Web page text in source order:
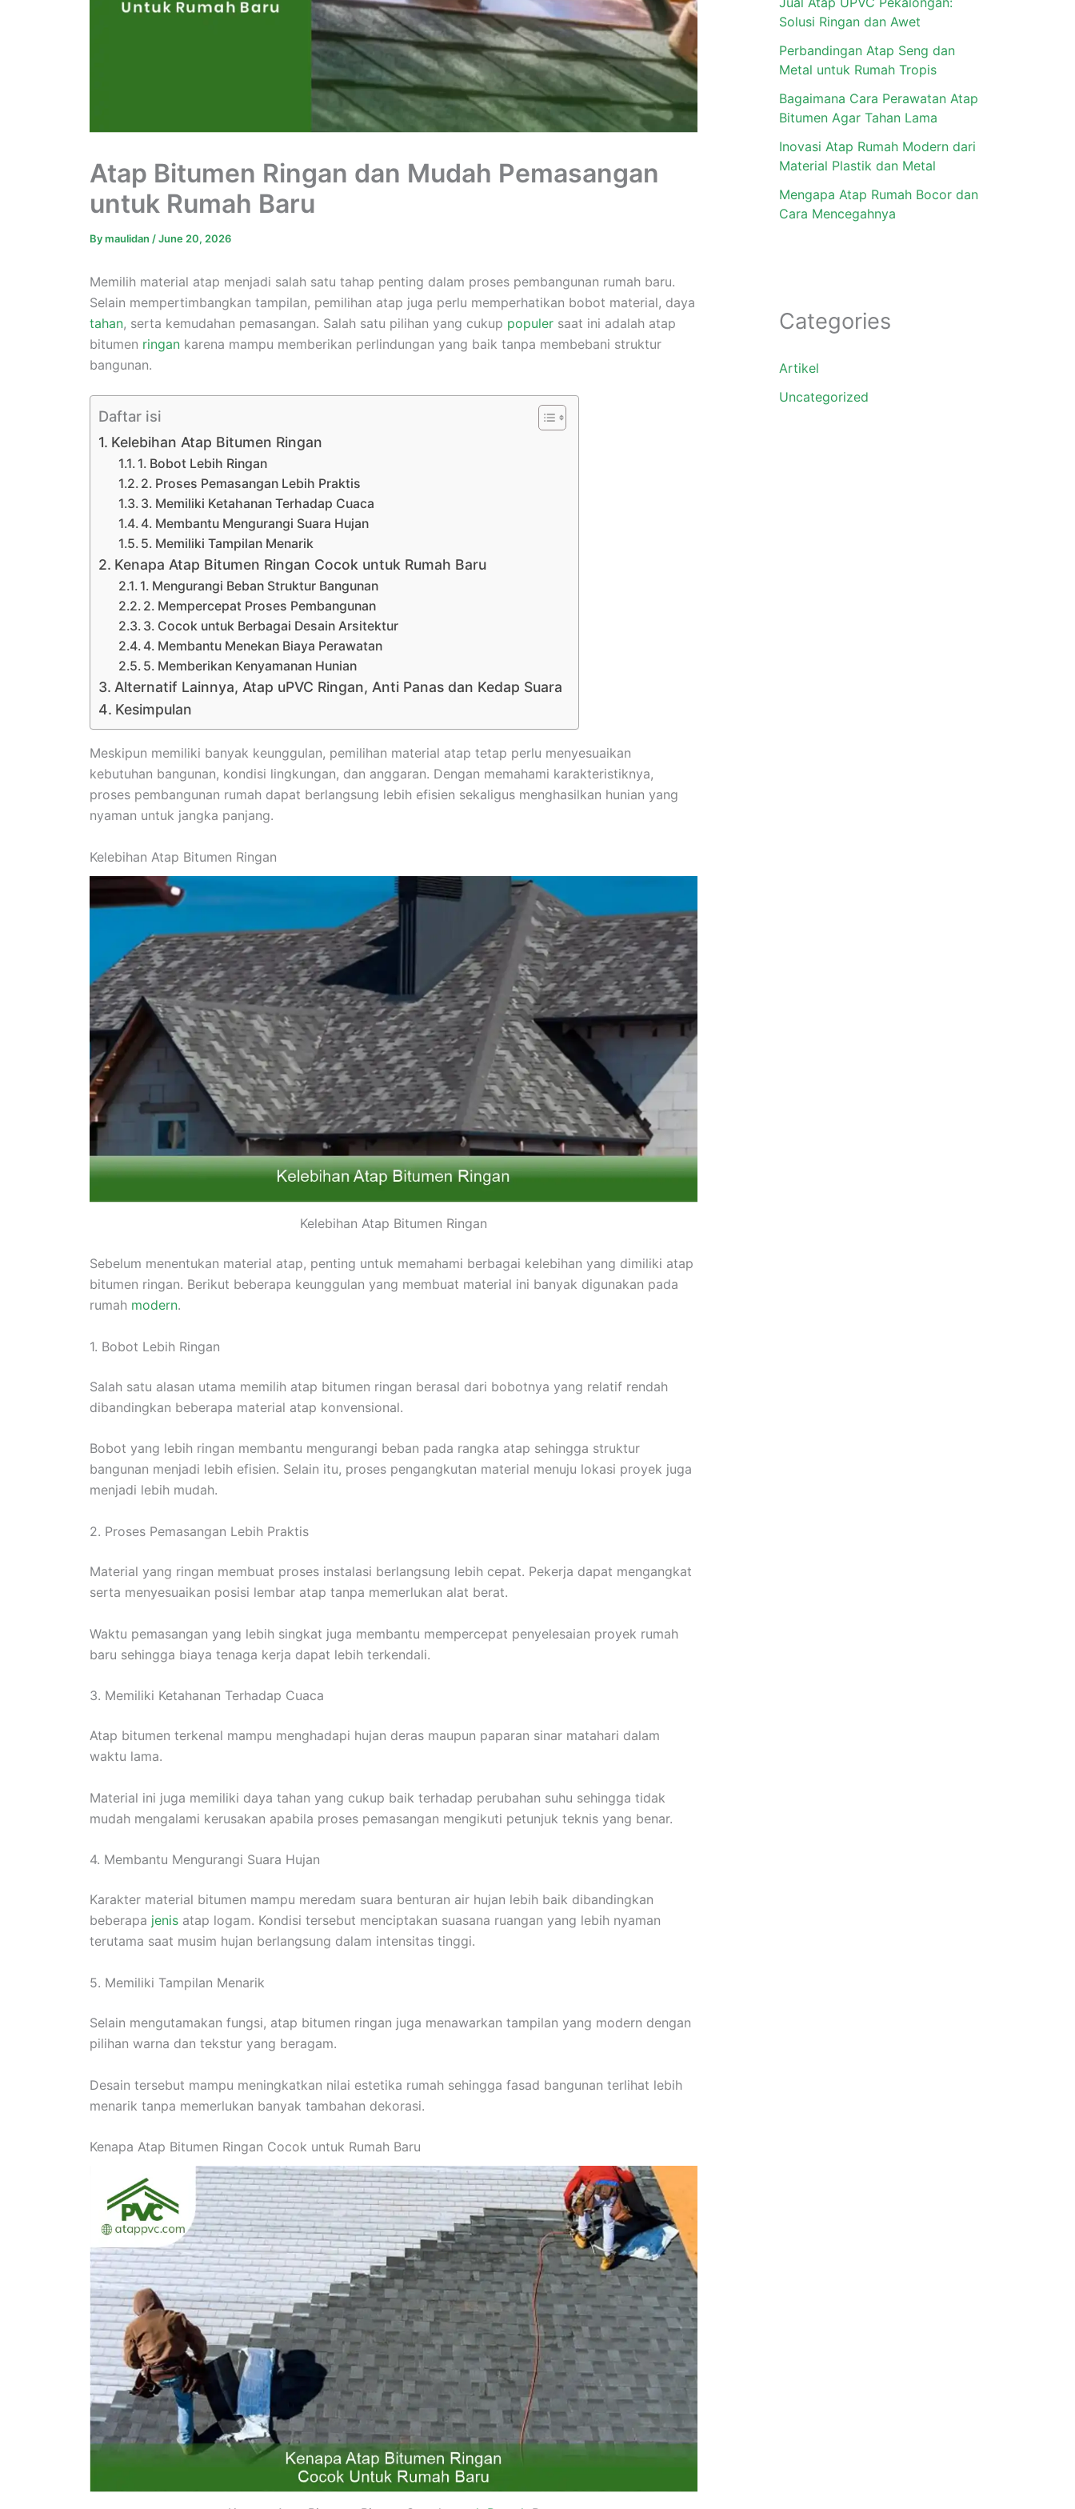
Atap Bitumen Ringan dan Mudah Pemasangan
untuk Rumah Baru
Bymaulidan /June 20, 2026
Memilih material atap menjadi salah satu tahap penting dalam proses pembangunan rumah baru.
Selain mempertimbangkan tampilan, pemilihan atap juga perlu memperhatikan bobot material, daya
tahan, serta kemudahan pemasangan. Salah satu pilihan yang cukup populer saat ini adalah atap
bitumen ringan karena mampu memberikan perlindungan yang baik tanpa membebani struktur
bangunan.
Daftar isi
Kelebihan Atap Bitumen Ringan
1. Bobot Lebih Ringan
2. Proses Pemasangan Lebih Praktis
3. Memiliki Ketahanan Terhadap Cuaca
4. Membantu Mengurangi Suara Hujan
5. Memiliki Tampilan Menarik
Kenapa Atap Bitumen Ringan Cocok untuk Rumah Baru
1. Mengurangi Beban Struktur Bangunan
2. Mempercepat Proses Pembangunan
3. Cocok untuk Berbagai Desain Arsitektur
4. Membantu Menekan Biaya Perawatan
5. Memberikan Kenyamanan Hunian
Alternatif Lainnya, Atap uPVC Ringan, Anti Panas dan Kedap Suara
Kesimpulan
Meskipun memiliki banyak keunggulan, pemilihan material atap tetap perlu menyesuaikan
kebutuhan bangunan, kondisi lingkungan, dan anggaran. Dengan memahami karakteristiknya,
proses pembangunan rumah dapat berlangsung lebih efisien sekaligus menghasilkan hunian yang
nyaman untuk jangka panjang.
Kelebihan Atap Bitumen Ringan
Kelebihan Atap Bitumen Ringan
Sebelum menentukan material atap, penting untuk memahami berbagai kelebihan yang dimiliki atap
bitumen ringan. Berikut beberapa keunggulan yang membuat material ini banyak digunakan pada
rumah modern.
1. Bobot Lebih Ringan
Salah satu alasan utama memilih atap bitumen ringan berasal dari bobotnya yang relatif rendah
dibandingkan beberapa material atap konvensional.
Bobot yang lebih ringan membantu mengurangi beban pada rangka atap sehingga struktur
bangunan menjadi lebih efisien. Selain itu, proses pengangkutan material menuju lokasi proyek juga
menjadi lebih mudah.
2. Proses Pemasangan Lebih Praktis
Material yang ringan membuat proses instalasi berlangsung lebih cepat. Pekerja dapat mengangkat
serta menyesuaikan posisi lembar atap tanpa memerlukan alat berat.
Waktu pemasangan yang lebih singkat juga membantu mempercepat penyelesaian proyek rumah
baru sehingga biaya tenaga kerja dapat lebih terkendali.
3. Memiliki Ketahanan Terhadap Cuaca
Atap bitumen terkenal mampu menghadapi hujan deras maupun paparan sinar matahari dalam
waktu lama.
Material ini juga memiliki daya tahan yang cukup baik terhadap perubahan suhu sehingga tidak
mudah mengalami kerusakan apabila proses pemasangan mengikuti petunjuk teknis yang benar.
4. Membantu Mengurangi Suara Hujan
Karakter material bitumen mampu meredam suara benturan air hujan lebih baik dibandingkan
beberapa jenis atap logam. Kondisi tersebut menciptakan suasana ruangan yang lebih nyaman
terutama saat musim hujan berlangsung dalam intensitas tinggi.
5. Memiliki Tampilan Menarik
Selain mengutamakan fungsi, atap bitumen ringan juga menawarkan tampilan yang modern dengan
pilihan warna dan tekstur yang beragam.
Desain tersebut mampu meningkatkan nilai estetika rumah sehingga fasad bangunan terlihat lebih
menarik tanpa memerlukan banyak tambahan dekorasi.
Kenapa Atap Bitumen Ringan Cocok untuk Rumah Baru
Solusi Ringan dan Awet
Perbandingan Atap Seng dan
Metal untuk Rumah Tropis
Bagaimana Cara Perawatan Atap
Bitumen Agar Tahan Lama
Inovasi Atap Rumah Modern dari
Material Plastik dan Metal
Mengapa Atap Rumah Bocor dan
Cara Mencegahnya
Categories
Artikel
Uncategorized